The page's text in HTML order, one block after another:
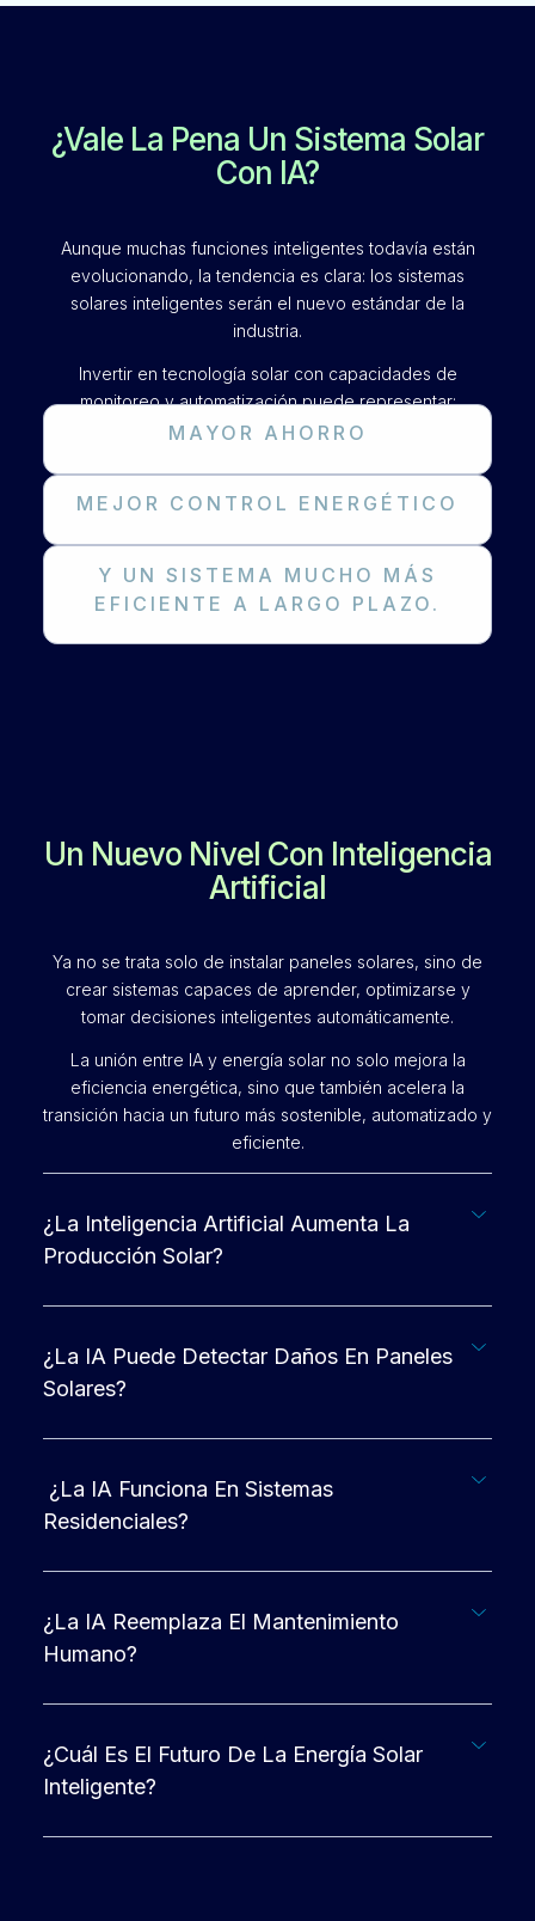
¿Vale La Pena Un Sistema Solar
Con IA?
Aunque muchas funciones inteligentes todavía están
evolucionando, la tendencia es clara: los sistemas
solares inteligentes serán el nuevo estándar de la
industria.
Invertir en tecnología solar con capacidades de
monitoreo y automatización puede representar:
MAYOR AHORRO
MEJOR CONTROL ENERGÉTICO
Y UN SISTEMA MUCHO MÁS
EFICIENTE A LARGO PLAZO.
Un Nuevo Nivel Con Inteligencia
Artificial
Ya no se trata solo de instalar paneles solares, sino de
crear sistemas capaces de aprender, optimizarse y
tomar decisiones inteligentes automáticamente.
La unión entre IA y energía solar no solo mejora la
eficiencia energética, sino que también acelera la
transición hacia un futuro más sostenible, automatizado y
eficiente.
¿La Inteligencia Artificial Aumenta La
Producción Solar?
¿La IA Puede Detectar Daños En Paneles
Solares?
¿La IA Funciona En Sistemas
Residenciales?
¿La IA Reemplaza El Mantenimiento
Humano?
¿Cuál Es El Futuro De La Energía Solar
Inteligente?